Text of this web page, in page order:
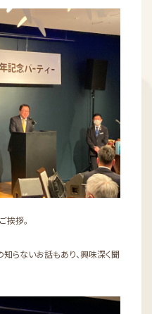
挨拶。
らないお話もあり、興味深く聞